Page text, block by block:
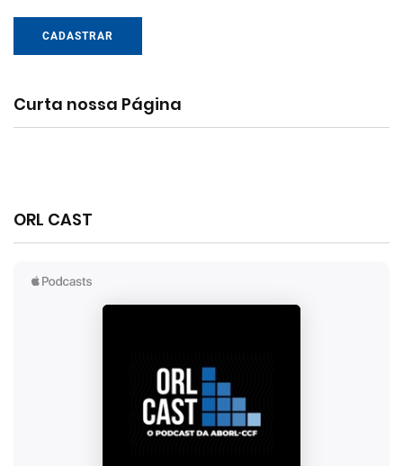
CADASTRAR
Curta nossa Página
ORL CAST